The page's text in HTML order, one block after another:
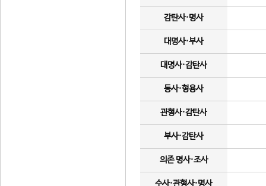
감탄사·명사
대명사·부사
대명사·감탄사
동사·형용사
관형사·감탄사
부사·감탄사
의존 명사·조사
수사·관형사·명사